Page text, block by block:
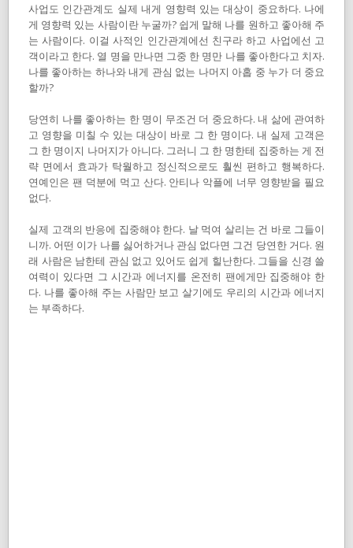
사업도 인간관계도 실제 내게 영향력 있는 대상이 중요하다. 나에
게 영향력 있는 사람이란 누굴까? 쉽게 말해 나를 원하고 좋아해 주
는 사람이다. 이걸 사적인 인간관계에선 친구라 하고 사업에선 고
객이라고 한다. 열 명을 만나면 그중 한 명만 나를 좋아한다고 치자.
나를 좋아하는 하나와 내게 관심 없는 나머지 아홉 중 누가 더 중요
할까?
당연히 나를 좋아하는 한 명이 무조건 더 중요하다. 내 삶에 관여하
고 영향을 미칠 수 있는 대상이 바로 그 한 명이다. 내 실제 고객은
그 한 명이지 나머지가 아니다. 그러니 그 한 명한테 집중하는 게 전
략 면에서 효과가 탁월하고 정신적으로도 훨씬 편하고 행복하다.
연예인은 팬 덕분에 먹고 산다. 안티나 악플에 너무 영향받을 필요
없다.
실제 고객의 반응에 집중해야 한다. 날 먹여 살리는 건 바로 그들이
니까. 어떤 이가 나를 싫어하거나 관심 없다면 그건 당연한 거다. 원
래 사람은 남한테 관심 없고 있어도 쉽게 힐난한다. 그들을 신경 쓸
여력이 있다면 그 시간과 에너지를 온전히 팬에게만 집중해야 한
다. 나를 좋아해 주는 사람만 보고 살기에도 우리의 시간과 에너지
는 부족하다.